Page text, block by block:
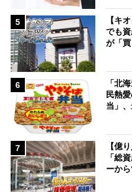
5
【キ
でも
が「
6
「北
民熱
当」
7
【億
「総
ーか